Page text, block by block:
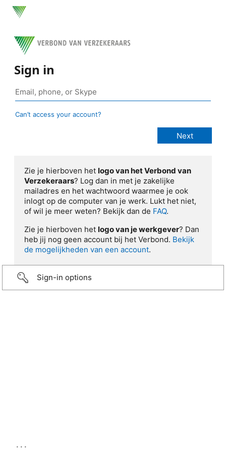
Sign in
Can’t access your account?
Zie je hierboven het logo van het Verbond van
Verzekeraars? Log dan in met je zakelijke
mailadres en het wachtwoord waarmee je ook
inlogt op de computer van je werk. Lukt het niet,
of wil je meer weten? Bekijk dan de FAQ.
Zie je hierboven het logo van je werkgever? Dan
heb jij nog geen account bij het Verbond. Bekijk
de mogelijkheden van een account.
Sign-in options
...